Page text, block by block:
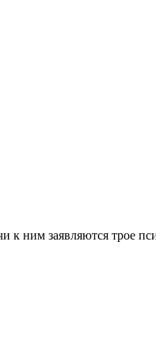
ним заявляются трое